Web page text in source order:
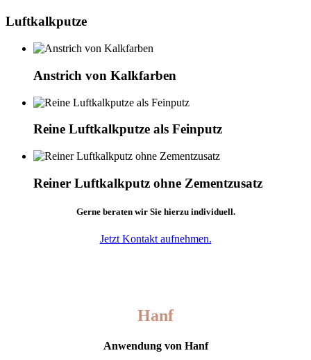
Luftkalkputze
Anstrich von Kalkfarben
Reine Luftkalkputze als Feinputz
Reiner Luftkalkputz ohne Zementzusatz
Gerne beraten wir Sie hierzu individuell.
Jetzt Kontakt aufnehmen.
Hanf
Anwendung von Hanf